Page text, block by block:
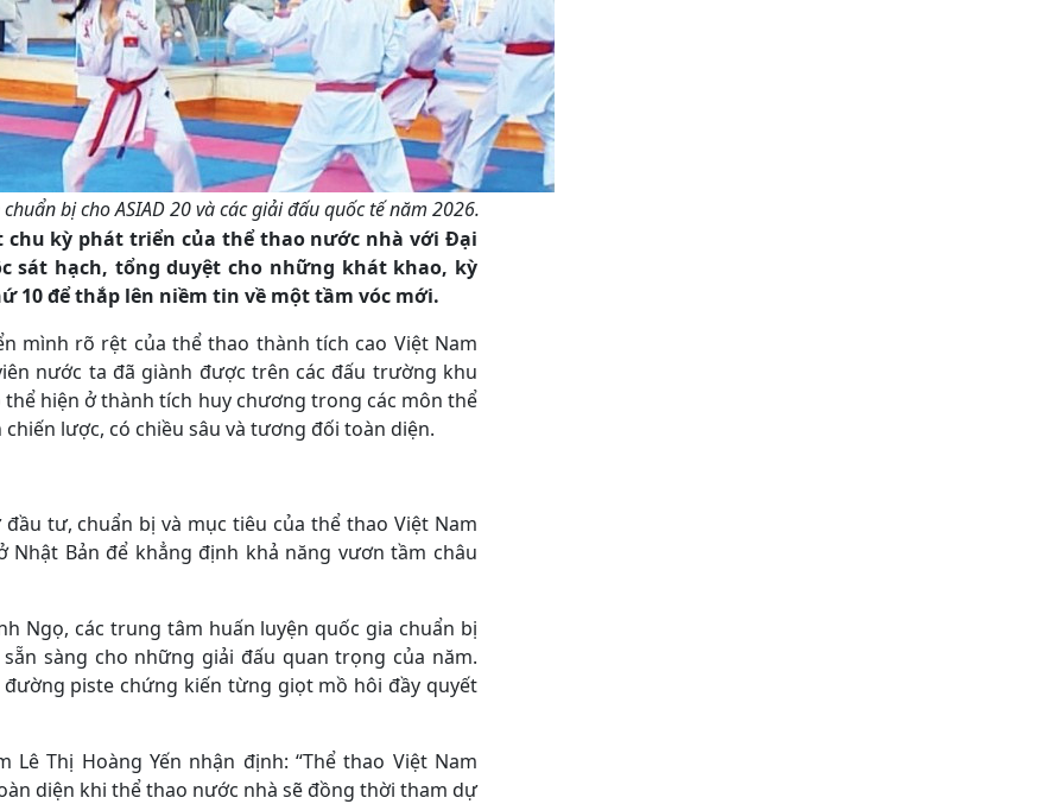
bị cho ASIAD 20 và các giải đấu quốc tế năm 2026.
kỳ phát triển của thể thao nước nhà với Đại
sát hạch, tổng duyệt cho những khát khao, kỳ
10 để thắp lên niềm tin về một tầm vóc mới.
mình rõ rệt của thể thao thành tích cao Việt Nam
nước ta đã giành được trên các đấu trường khu
hiện ở thành tích huy chương trong các môn thể
lược, có chiều sâu và tương đối toàn diện.
tư, chuẩn bị và mục tiêu của thể thao Việt Nam
Nhật Bản để khẳng định khả năng vươn tầm châu
Ngọ, các trung tâm huấn luyện quốc gia chuẩn bị
sàng cho những giải đấu quan trọng của năm.
piste chứng kiến từng giọt mồ hôi đầy quyết
Thị Hoàng Yến nhận định: “Thể thao Việt Nam
diện khi thể thao nước nhà sẽ đồng thời tham dự